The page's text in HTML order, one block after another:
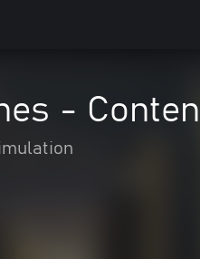
-